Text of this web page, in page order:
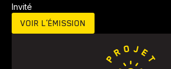
Invité
VOIR L’ÉMISSION